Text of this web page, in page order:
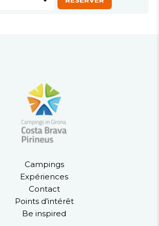
Campings
Expériences
Contact
Points d’intérêt
Be inspired